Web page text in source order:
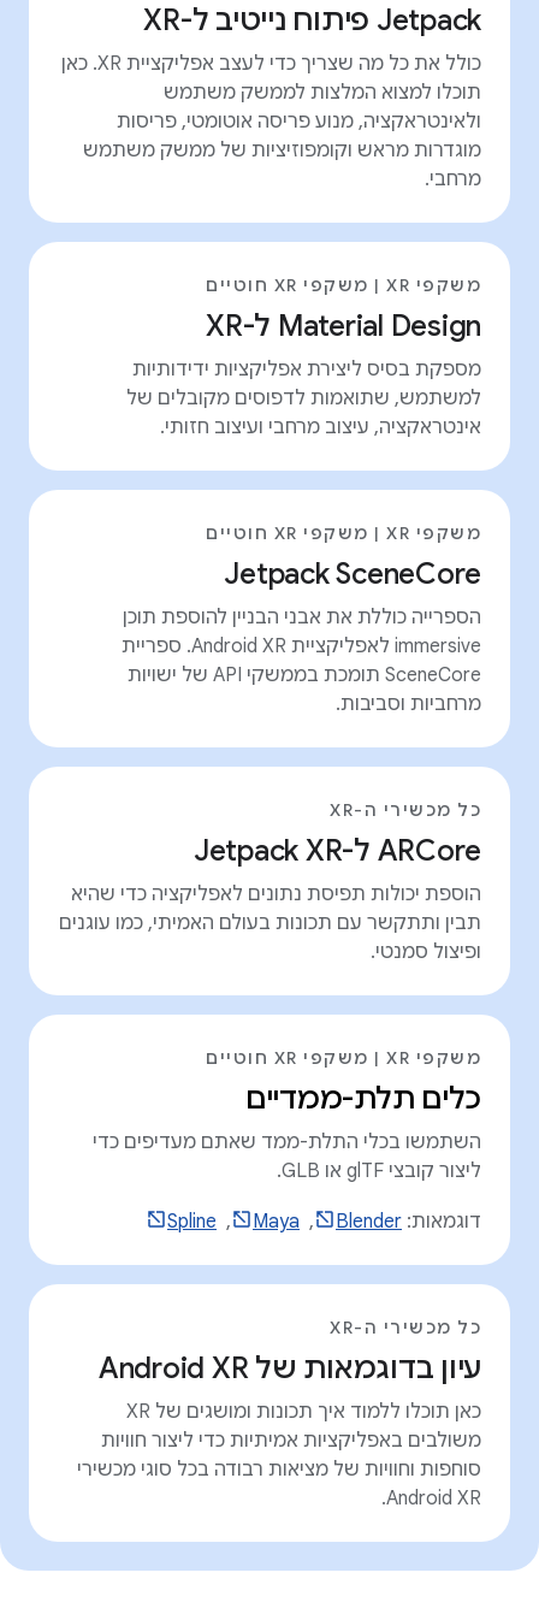
Jetpack פיתוח נייטיב ל-XR
כולל את כל מה שצריך כדי לעצב אפליקציית XR. כאן
תוכלו למצוא המלצות לממשק משתמש
ולאינטראקציה, מנוע פריסה אוטומטי, פריסות
מוגדרות מראש וקומפוזיציות של ממשק משתמש
מרחבי.
משקפי XR | משקפי XR חוטיים
Material Design ל-XR
מספקת בסיס ליצירת אפליקציות ידידותיות
למשתמש, שתואמות לדפוסים מקובלים של
אינטראקציה, עיצוב מרחבי ועיצוב חזותי.
משקפי XR | משקפי XR חוטיים
Jetpack SceneCore
הספרייה כוללת את אבני הבניין להוספת תוכן
immersive לאפליקציית Android XR. ספריית
SceneCore תומכת בממשקי API של ישויות
מרחביות וסביבות.
כל מכשירי ה-XR
ARCore ל-Jetpack XR
הוספת יכולות תפיסת נתונים לאפליקציה כדי שהיא
תבין ותתקשר עם תכונות בעולם האמיתי, כמו עוגנים
ופיצול סמנטי.
משקפי XR | משקפי XR חוטיים
כלים תלת-ממדיים
השתמשו בכלי התלת-ממד שאתם מעדיפים כדי
ליצור קובצי glTF או GLB.
דוגמאות: Blender
, ‏
Maya
, ‏
Spline
כל מכשירי ה-XR
עיון בדוגמאות של Android XR
כאן תוכלו ללמוד איך תכונות ומושגים של XR
משולבים באפליקציות אמיתיות כדי ליצור חוויות
סוחפות וחוויות של מציאות רבודה בכל סוגי מכשירי
Android XR.